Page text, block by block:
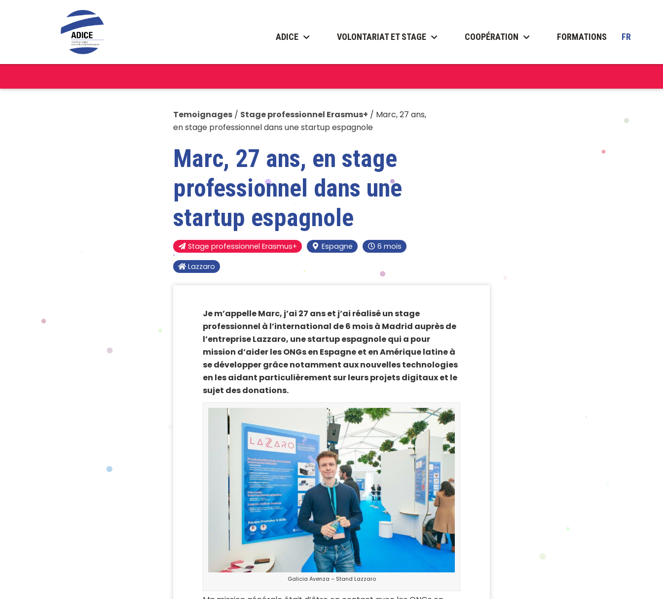
ADICE VOLONTARIAT ET STAGE COOPÉRATION FORMATIONS FR
Temoignages / Stage professionnel Erasmus+ / Marc, 27 ans,
en stage professionnel dans une startup espagnole
Marc, 27 ans, en stage
professionnel dans une
startup espagnole
Stage professionnel Erasmus+ Espagne 6 mois
Lazzaro
Je m’appelle Marc, j’ai 27 ans et j’ai réalisé un stage
professionnel à l’international de 6 mois à Madrid auprès de
l’entreprise Lazzaro, une startup espagnole qui a pour
mission d’aider les ONGs en Espagne et en Amérique latine à
se développer grâce notamment aux nouvelles technologies
en les aidant particulièrement sur leurs projets digitaux et le
sujet des donations.
Galicia Avenza – Stand Lazzaro